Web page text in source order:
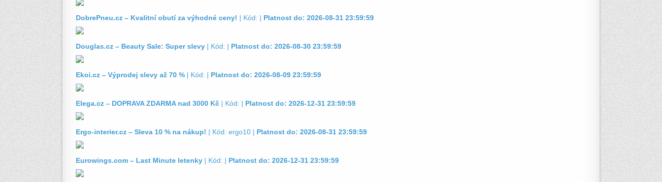
DobrePneu.cz – Kvalitní obutí za výhodné ceny! | Kód: | Platnost do: 2026-08-31 23:59:59
Douglas.cz – Beauty Sale: Super slevy | Kód: | Platnost do: 2026-08-30 23:59:59
Ekoi.cz – Výprodej slevy až 70 % | Kód: | Platnost do: 2026-08-09 23:59:59
Elega.cz – DOPRAVA ZDARMA nad 3000 Kč | Kód: | Platnost do: 2026-12-31 23:59:59
Ergo-interier.cz – Sleva 10 % na nákup! | Kód: ergo10 | Platnost do: 2026-08-31 23:59:59
Eurowings.com – Last Minute letenky | Kód: | Platnost do: 2026-12-31 23:59:59